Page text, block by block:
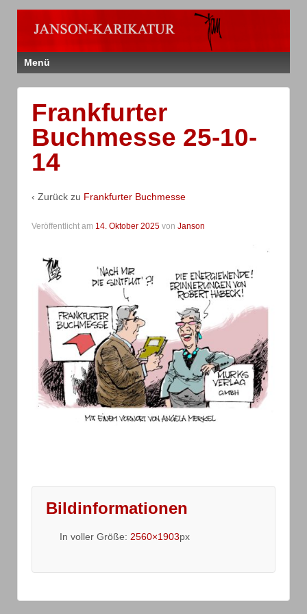
Menü
Frankfurter
Buchmesse 25-10-
14
‹ Zurück zu Frankfurter Buchmesse
Veröffentlicht am 14. Oktober 2025 von Janson
Bildinformationen
In voller Größe: 2560×1903px